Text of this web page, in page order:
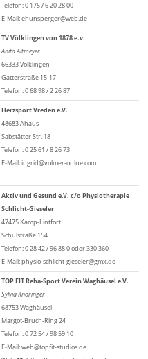
Telefon: 0 175 / 6 20 28 00
E-Mail: ehunsperger@web.de
TV Völklingen von 1878 e.v.
Anita Altmeyer
66333 Völklingen
Gatterstraße 15-17
Telefon: 0 68 98 / 2 26 87
Herzsport Vreden e.V.
48683 Ahaus
Sabstätter Str. 18
Telefon: 0 25 61 / 8 26 73
E-Mail: ingrid@volmer-onlne.com
Aktiv und Gesund e.V. c/o Physiotherapie
Schlicht-Gieseler
47475 Kamp-Lintfort
Schulstraße 154
Telefon: 0 28 42 / 96 88 0 oder 330 360
E-Mail: physio-schlicht-gieseler@gmx.de
TOP FIT Reha-Sport Verein Waghäusel e.V.
Sylvia Knöringer
68753 Waghäusel
Margot-Bruch-Ring 24
Telefon: 0 72 54 / 98 59 10
E-Mail: web@topfit-studios.de